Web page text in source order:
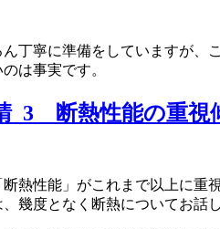
丁寧に準備をしていますが、
は事実です。
_3 断熱性能の重視
熱性能」がこれまで以上に重
幾度となく断熱についてお話